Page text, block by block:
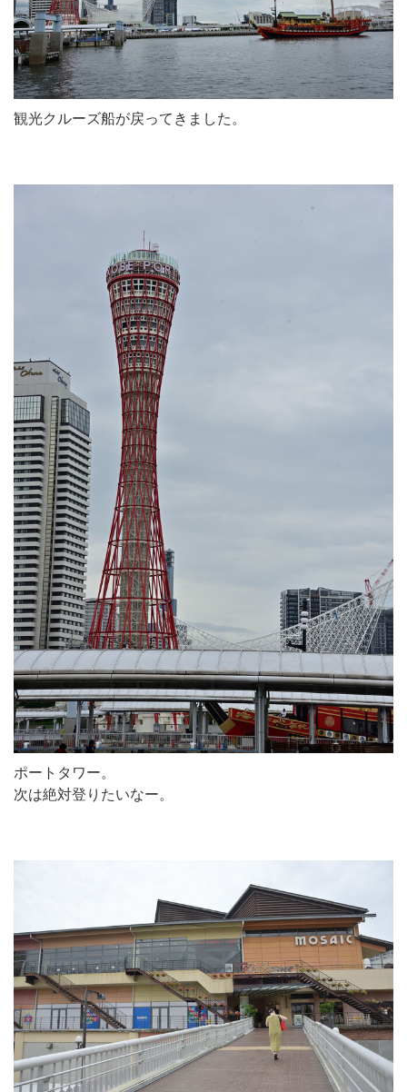
観光クルーズ船が戻ってきました。
ポートタワー。
次は絶対登りたいなー。